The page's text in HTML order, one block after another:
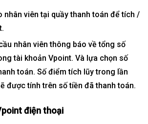
nhân viên tại quầy thanh toán để tích /
nhân viên thông báo về tổng số
tài khoản Vpoint. Và lựa chọn số
toán. Số điểm tích lũy trong lần
được tính trên số tiền đã thanh toán.
điện thoại